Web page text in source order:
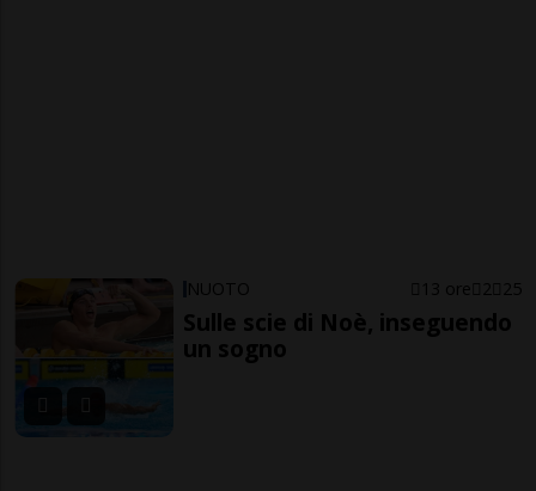
NUOTO 13 ore 2 25
Sulle scie di Noè, inseguendo
un sogno